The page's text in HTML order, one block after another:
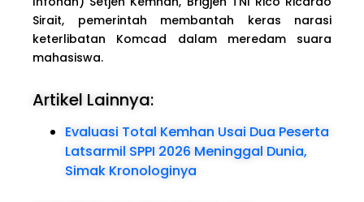
Sirait, pemerintah membantah keras narasi
keterlibatan Komcad dalam meredam suara
mahasiswa.
Artikel Lainnya:
Evaluasi Total Kemhan Usai Dua Peserta
Latsarmil SPPI 2026 Meninggal Dunia,
Simak Kronologinya